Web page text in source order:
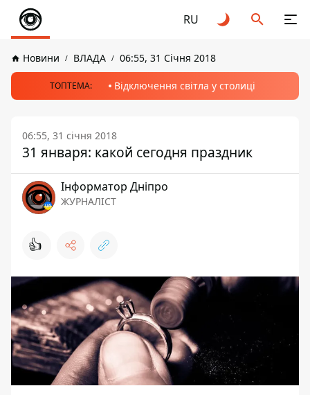
RU
Новини ВЛАДА 06:55, 31 Січня 2018
ТОПТЕМА: Відключення світла у столиці
06:55, 31 січня 2018
31 января: какой сегодня праздник
Інформатор Дніпро
ЖУРНАЛІСТ
👍